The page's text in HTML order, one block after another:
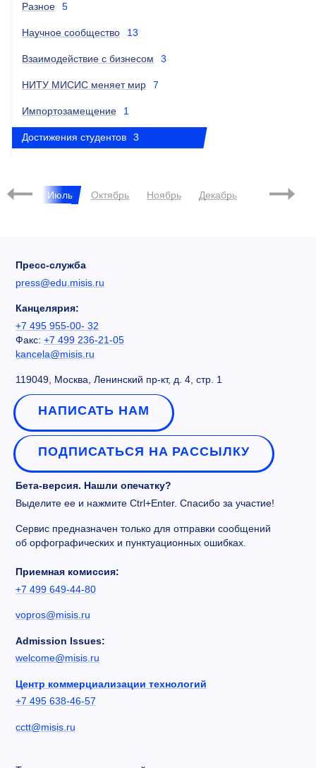
Разное 5
Научное сообщество 13
Взаимодействие с бизнесом 3
НИТУ МИСИС меняет мир 7
Импортозамещение 1
Достижения студентов 3
Июнь Июль Октябрь Ноябрь Декабрь
Январь
Пресс-служба
press@edu.misis.ru
Канцелярия:
+7 495 955-00- 32
Факс: +7 499 236-21-05
kancela@misis.ru
119049, Москва, Ленинский пр-кт, д. 4, стр. 1
НАПИСАТЬ НАМ
ПОДПИСАТЬСЯ НА РАССЫЛКУ
Бета-версия. Нашли опечатку?
Выделите ее и нажмите Ctrl+Enter. Спасибо за участие!
Сервис предназначен только для отправки сообщений
об орфографических и пунктуационных ошибках.
Приемная комиссия:
+7 499 649-44-80
vopros@misis.ru
Admission Issues:
welcome@misis.ru
Центр коммерциализации технологий
+7 495 638-46-57
cctt@misis.ru